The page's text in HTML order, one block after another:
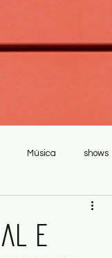
Música shows
e